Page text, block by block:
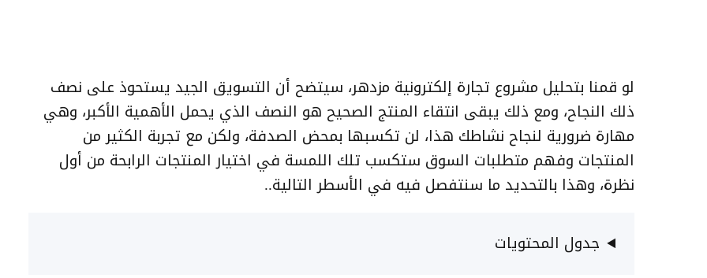
لو قمنا بتحليل مشروع تجارة إلكترونية مزدهر، سيتضح أن التسويق الجيد يستحوذ على نصف
ذلك النجاح، ومع ذلك يبقى انتقاء المنتج الصحيح هو النصف الذي يحمل الأهمية الأكبر، وهي
مهارة ضرورية لنجاح نشاطك هذا، لن تكسبها بمحض الصدفة، ولكن مع تجربة الكثير من
المنتجات وفهم متطلبات السوق ستكسب تلك اللمسة في اختيار المنتجات الرابحة من أول
نظرة، وهذا بالتحديد ما سنتفصل فيه في الأسطر التالية..
جدول المحتويات